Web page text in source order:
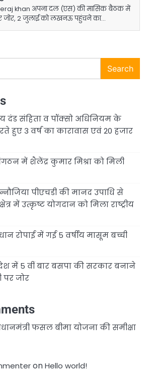
khan अपना दल (एस) की मासिक बैठक में
2 जुलाई को लखनऊ पहुंचने का…
Search
दंड संहिता व पॉक्सो अधिनियम के
हुए 3 वर्ष का कारावास एवं 20 हजार
में शैलेंद्र कुमार मिश्रा को मिली
पीएचडी की मानद उपाधि से
में उत्कृष्ट योगदान को मिला राष्ट्रीय
रोपाई में गई 5 वर्षीय मासूम बच्ची
में 5 वीं बार बसपा की सरकार बनाने
जोर
फसल बीमा योजना की समीक्षा
onHello world!